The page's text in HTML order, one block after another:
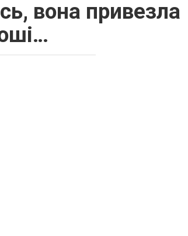
вона привезла